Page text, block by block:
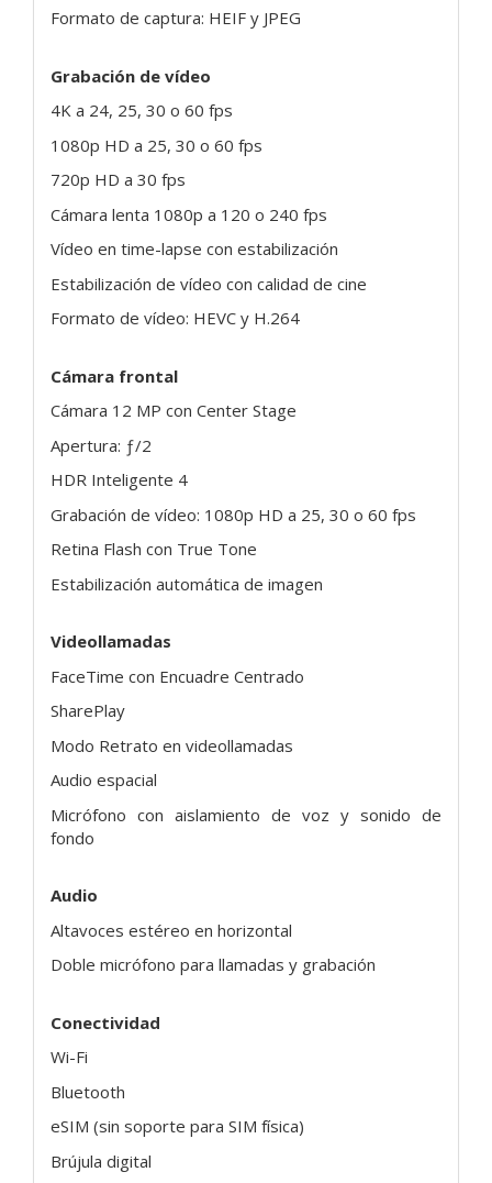
Formato de captura: HEIF y JPEG
Grabación de vídeo
4K a 24, 25, 30 o 60 fps
1080p HD a 25, 30 o 60 fps
720p HD a 30 fps
Cámara lenta 1080p a 120 o 240 fps
Vídeo en time-lapse con estabilización
Estabilización de vídeo con calidad de cine
Formato de vídeo: HEVC y H.264
Cámara frontal
Cámara 12 MP con Center Stage
Apertura: ƒ/2
HDR Inteligente 4
Grabación de vídeo: 1080p HD a 25, 30 o 60 fps
Retina Flash con True Tone
Estabilización automática de imagen
Videollamadas
FaceTime con Encuadre Centrado
SharePlay
Modo Retrato en videollamadas
Audio espacial
Micrófono con aislamiento de voz y sonido de
fondo
Audio
Altavoces estéreo en horizontal
Doble micrófono para llamadas y grabación
Conectividad
Wi-Fi
Bluetooth
eSIM (sin soporte para SIM física)
Brújula digital